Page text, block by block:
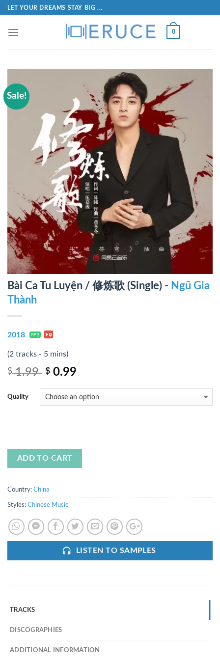
LET YOUR DREAMS STAY BIG ...
0
Sale!
Bài Ca Tu Luyện / 修炼歌 (Single) - Ngũ Gia
Thành
2018
(2 tracks - 5 mins)
$1.99 $ 0.99
Quality
ADD TO CART
Country: China
Styles: Chinese Music
LISTEN TO SAMPLES
TRACKS
DISCOGRAPHIES
ADDITIONAL INFORMATION